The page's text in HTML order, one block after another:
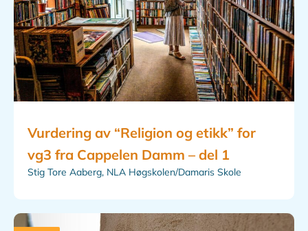
Vurdering av “Religion og etikk” for
vg3 fra Cappelen Damm – del 1
Stig Tore Aaberg, NLA Høgskolen/Damaris Skole